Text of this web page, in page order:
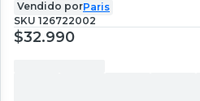
Vendido porParis
SKU 126722002
$32.990